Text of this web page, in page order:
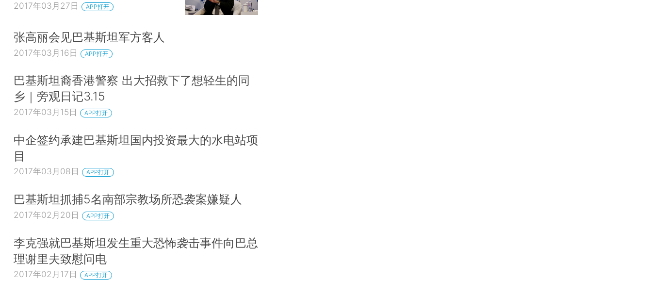
2017年03月27日 APP打开
张高丽会见巴基斯坦军方客人
2017年03月16日 APP打开
巴基斯坦裔香港警察 出大招救下了想轻生的同
乡｜旁观日记3.15
2017年03月15日 APP打开
中企签约承建巴基斯坦国内投资最大的水电站项
目
2017年03月08日 APP打开
巴基斯坦抓捕5名南部宗教场所恐袭案嫌疑人
2017年02月20日 APP打开
李克强就巴基斯坦发生重大恐怖袭击事件向巴总
理谢里夫致慰问电
2017年02月17日 APP打开